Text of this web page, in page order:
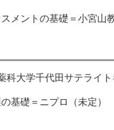
メントの基礎＝小宮山
大学千代田サテライト
基礎＝ニプロ（未定）